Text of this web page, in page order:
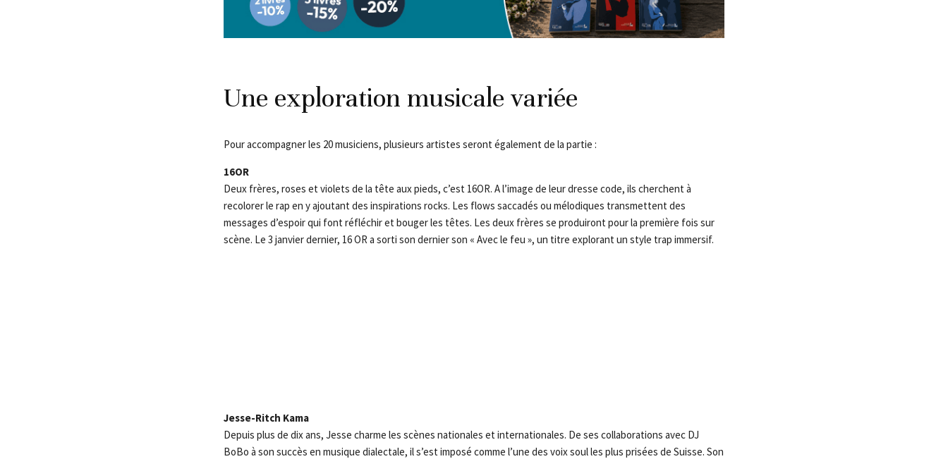
Une exploration musicale variée
Pour accompagner les 20 musiciens, plusieurs artistes seront également de la partie :
16OR
Deux frères, roses et violets de la tête aux pieds, c’est 16OR. A l’image de leur dresse code, ils cherchent à
recolorer le rap en y ajoutant des inspirations rocks. Les flows saccadés ou mélodiques transmettent des
messages d’espoir qui font réfléchir et bouger les têtes. Les deux frères se produiront pour la première fois sur
scène. Le 3 janvier dernier, 16 OR a sorti son dernier son « Avec le feu », un titre explorant un style trap immersif.
Jesse-Ritch Kama
Depuis plus de dix ans, Jesse charme les scènes nationales et internationales. De ses collaborations avec DJ
BoBo à son succès en musique dialectale, il s’est imposé comme l’une des voix soul les plus prisées de Suisse. Son